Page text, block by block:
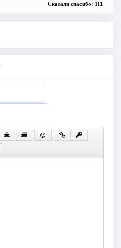
Сказали спасибо: 111